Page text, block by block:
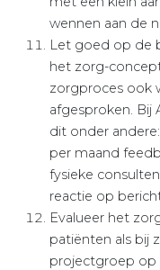
wennen aan de
Let goed op de
het zorg-
zorgproces ook
afgesproken. Bij
dit onder
per maand
fysieke
reactie op
Evalueer het
patiënten als bij
projectgroep op